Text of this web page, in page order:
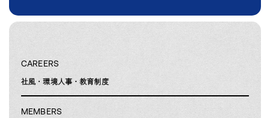
CAREERS
社風・環境人事・教育制度
MEMBERS